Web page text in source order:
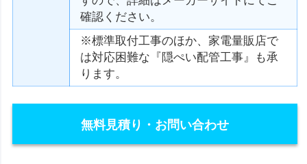
確認ください。
※標準取付工事のほか、家電量販店で
は対応困難な『隠ぺい配管工事』も承
ります。
無料見積り・お問い合わせ